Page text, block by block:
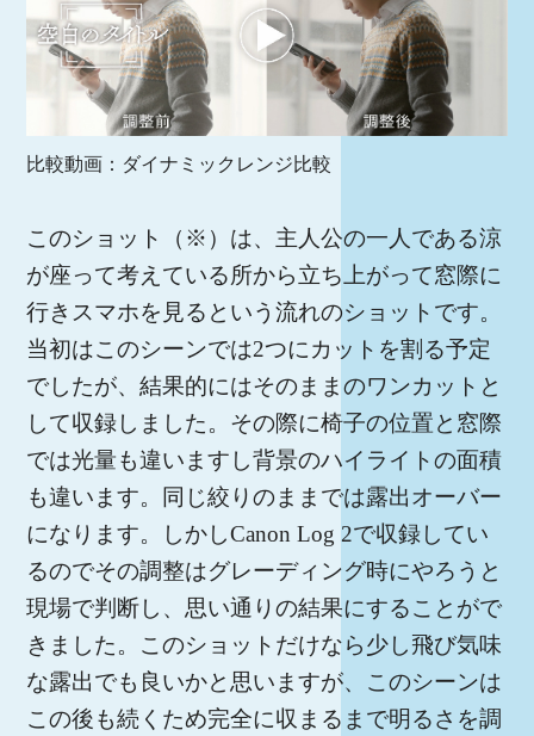
比較動画：ダイナミックレンジ比較
このショット（※）は、主人公の一人である涼
が座って考えている所から立ち上がって窓際に
行きスマホを見るという流れのショットです。
当初はこのシーンでは2つにカットを割る予定
でしたが、結果的にはそのままのワンカットと
して収録しました。その際に椅子の位置と窓際
では光量も違いますし背景のハイライトの面積
も違います。同じ絞りのままでは露出オーバー
になります。しかしCanon Log 2で収録してい
るのでその調整はグレーディング時にやろうと
現場で判断し、思い通りの結果にすることがで
きました。このショットだけなら少し飛び気味
な露出でも良いかと思いますが、このシーンは
この後も続くため完全に収まるまで明るさを調